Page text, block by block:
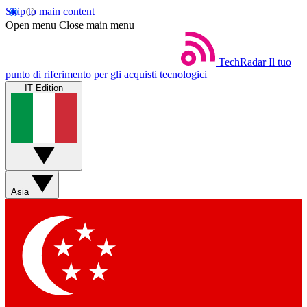
Skip to main content
Open menu Close main menu
TechRadar Il tuo
punto di riferimento per gli acquisti tecnologici
IT Edition
Asia